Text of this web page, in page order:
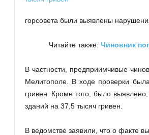
горсовета были выявлены
Читайте также: Чиновник
В частности, предприимчивые
Мелитополе. В ходе проверки
гривен. Кроме того, было
зданий на 37,5 тысяч гривен.
В ведомстве заявили, что о факте